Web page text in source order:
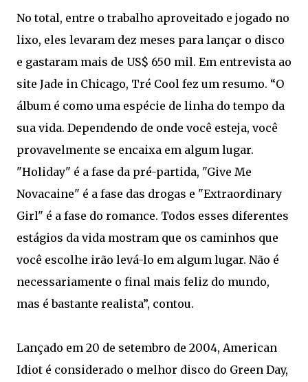
No total, entre o trabalho aproveitado e jogado no
lixo, eles levaram dez meses para lançar o disco
e gastaram mais de US$ 650 mil. Em entrevista ao
site Jade in Chicago, Tré Cool fez um resumo. “O
álbum é como uma espécie de linha do tempo da
sua vida. Dependendo de onde você esteja, você
provavelmente se encaixa em algum lugar.
"Holiday" é a fase da pré-partida, "Give Me
Novacaine" é a fase das drogas e "Extraordinary
Girl" é a fase do romance. Todos esses diferentes
estágios da vida mostram que os caminhos que
você escolhe irão levá-lo em algum lugar. Não é
necessariamente o final mais feliz do mundo,
mas é bastante realista”, contou.
Lançado em 20 de setembro de 2004, American
Idiot é considerado o melhor disco do Green Day,